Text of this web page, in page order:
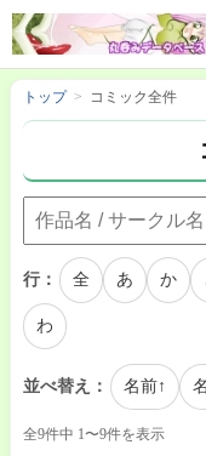
トップ コミック全件
行： 全 あ か
わ
並べ替え： 名前↑
全9件中 1〜9件を表示